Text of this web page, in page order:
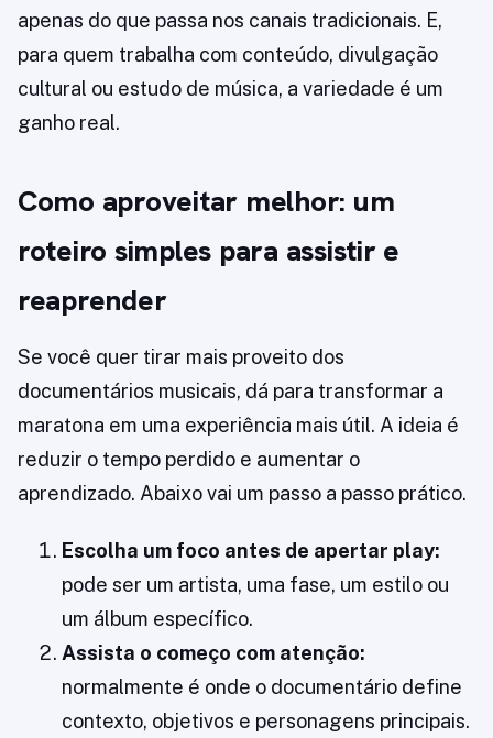
apenas do que passa nos canais tradicionais. E,
para quem trabalha com conteúdo, divulgação
cultural ou estudo de música, a variedade é um
ganho real.
Como aproveitar melhor: um
roteiro simples para assistir e
reaprender
Se você quer tirar mais proveito dos
documentários musicais, dá para transformar a
maratona em uma experiência mais útil. A ideia é
reduzir o tempo perdido e aumentar o
aprendizado. Abaixo vai um passo a passo prático.
Escolha um foco antes de apertar play:
pode ser um artista, uma fase, um estilo ou
um álbum específico.
Assista o começo com atenção:
normalmente é onde o documentário define
contexto, objetivos e personagens principais.